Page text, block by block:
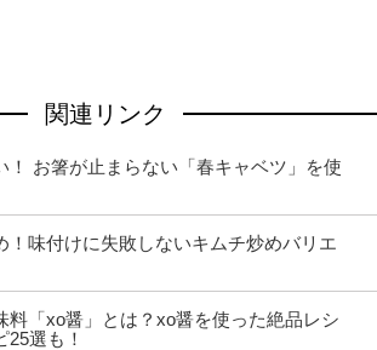
関連リンク
！ お箸が止まらない「春キャベツ」を使
！味付けに失敗しないキムチ炒めバリエ
料「xo醤」とは？xo醤を使った絶品レシ
25選も！